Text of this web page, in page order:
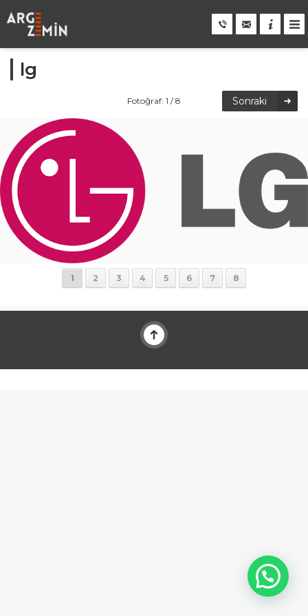
lg
Fotoğraf: 1 / 8 Sonraki
1 2 3 4 5 6 7 8